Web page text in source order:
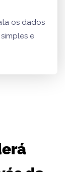
os dados
e